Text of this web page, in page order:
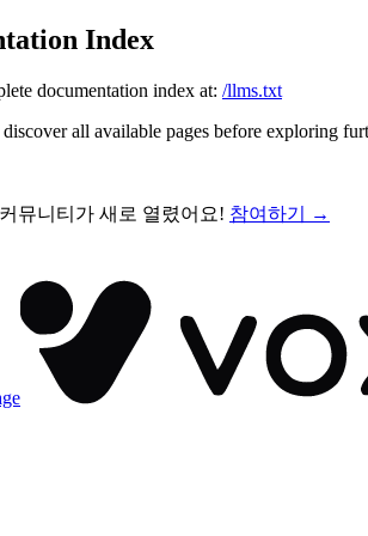
Index
documentation index at: /llms.txt
all available pages before exploring
뮤니티가 새로 열렸어요! 참여하기 →